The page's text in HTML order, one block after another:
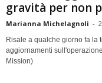
gravità per non
Marianna Michelagnoli -
Risale a qualche giorno fa la
aggiornamenti
Mission)